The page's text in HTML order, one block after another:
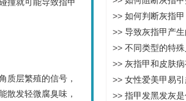
撞就可能导致指甲
层繁殖的信号，
散发轻微腐臭味，
>> 如何判断灰指甲
>> 导致灰指甲产
>> 不同类型的特
>> 灰指甲和皮肤
>> 女性爱美甲易
>> 指甲发黑发灰